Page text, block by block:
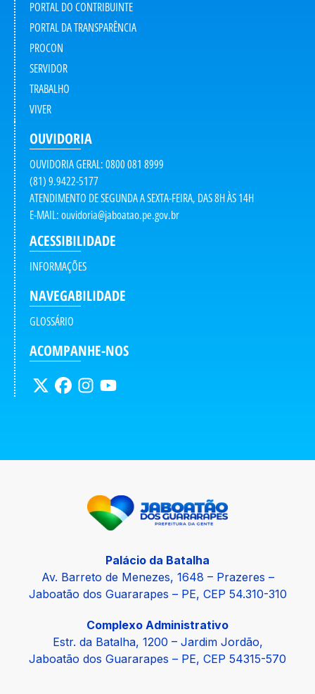
PORTAL DO CONTRIBUINTE
PORTAL DA TRANSPARÊNCIA
PROCON
SERVIDOR
TRABALHO
VIVER
OUVIDORIA
OUVIDORIA GERAL: 0800 081 8999
(81) 9.9422-5177
ATENDIMENTO DE SEGUNDA A SEXTA-FEIRA, DAS 8H ÀS 14H
E-MAIL: ouvidoria@jaboatao.pe.gov.br
ACESSIBILIDADE
INFORMAÇÕES
NAVEGABILIDADE
GLOSSÁRIO
ACOMPANHE-NOS
Palácio da Batalha
Av. Barreto de Menezes, 1648 – Prazeres –
Jaboatão dos Guararapes – PE, CEP 54.310-310
Complexo Administrativo
Estr. da Batalha, 1200 – Jardim Jordão,
Jaboatão dos Guararapes – PE, CEP 54315-570